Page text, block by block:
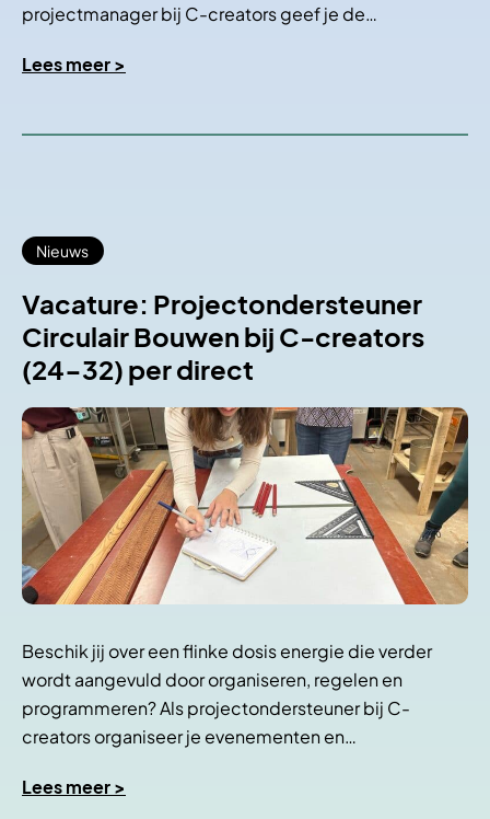
projectmanager bij C-creators geef je de…
Lees meer >
Nieuws
Vacature: Projectondersteuner
Circulair Bouwen bij C-creators
(24-32) per direct
Beschik jij over een flinke dosis energie die verder
wordt aangevuld door organiseren, regelen en
programmeren? Als projectondersteuner bij C-
creators organiseer je evenementen en…
Lees meer >